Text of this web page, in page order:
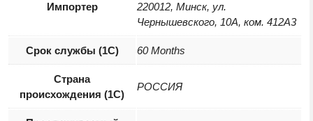
Импортер
220012, Минск, ул.
Чернышевского, 10А, ком. 412А3
Срок службы (1С) 60 Months
Страна
происхождения (1С)
РОССИЯ